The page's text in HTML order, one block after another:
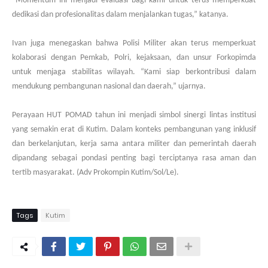
dedikasi dan profesionalitas dalam menjalankan tugas,” katanya.
Ivan juga menegaskan bahwa Polisi Militer akan terus memperkuat
kolaborasi dengan Pemkab, Polri, kejaksaan, dan unsur Forkopimda
untuk menjaga stabilitas wilayah. “Kami siap berkontribusi dalam
mendukung pembangunan nasional dan daerah,” ujarnya.
Perayaan HUT POMAD tahun ini menjadi simbol sinergi lintas institusi
yang semakin erat di Kutim. Dalam konteks pembangunan yang inklusif
dan berkelanjutan, kerja sama antara militer dan pemerintah daerah
dipandang sebagai pondasi penting bagi terciptanya rasa aman dan
tertib masyarakat. (Adv Prokompin Kutim/Sol/Le).
Tags Kutim